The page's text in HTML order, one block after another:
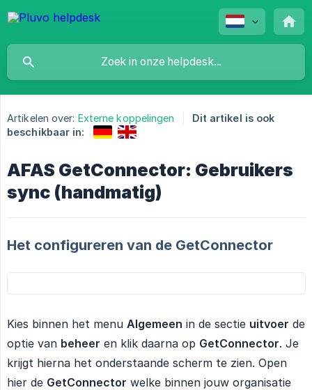
Artikelen over: Externe koppelingen
Dit artikel is ook
beschikbaar in:
AFAS GetConnector: Gebruikers
sync (handmatig)
Het configureren van de GetConnector
Kies binnen het menu Algemeen in de sectie uitvoer de
optie van beheer en klik daarna op GetConnector. Je
krijgt hierna het onderstaande scherm te zien. Open
hier de GetConnector welke binnen jouw organisatie